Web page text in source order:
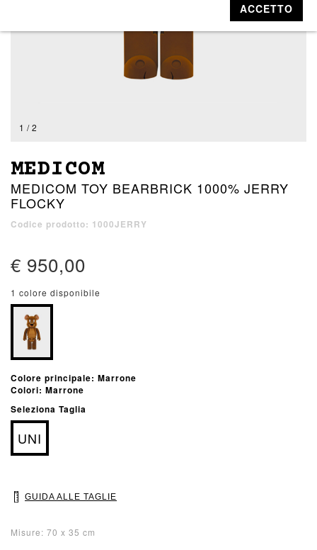
1 / 2
MEDICOM
MEDICOM TOY BEARBRICK 1000% JERRY
FLOCKY
Codice prodotto: 1000JERRY
€ 950,00
1 colore disponibile
Colore principale: Marrone
Colori: Marrone
Seleziona Taglia
UNI
GUIDA ALLE TAGLIE
Misure: 70 x 35 cm
ACCETTO